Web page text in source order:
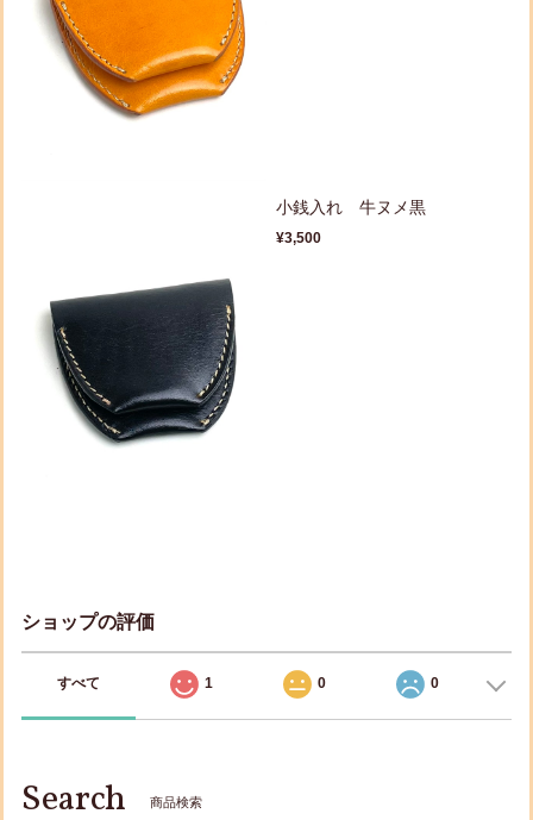
小銭入れ 牛ヌメ黒
¥3,500
ショップの評価
すべて 1 0 0
Search 商品検索